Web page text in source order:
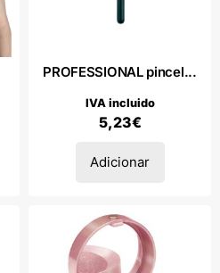
PROFESSIONAL pincel...
5,23€
IVA incluido
Adicionar